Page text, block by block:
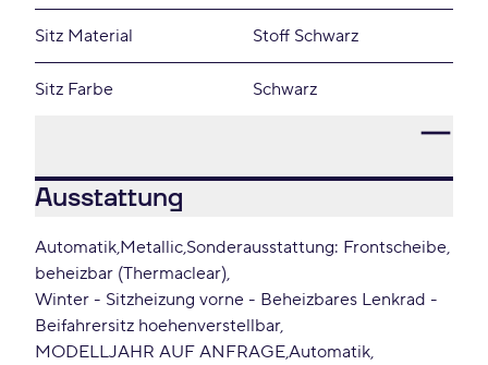
Sitz Material Stoff Schwarz
Sitz Farbe Schwarz
Ausstattung
Automatik Metallic Sonderausstattung: Frontscheibe
beheizbar (Thermaclear)
Winter - Sitzheizung vorne - Beheizbares Lenkrad -
Beifahrersitz hoehenverstellbar
MODELLJAHR AUF ANFRAGEAutomatik